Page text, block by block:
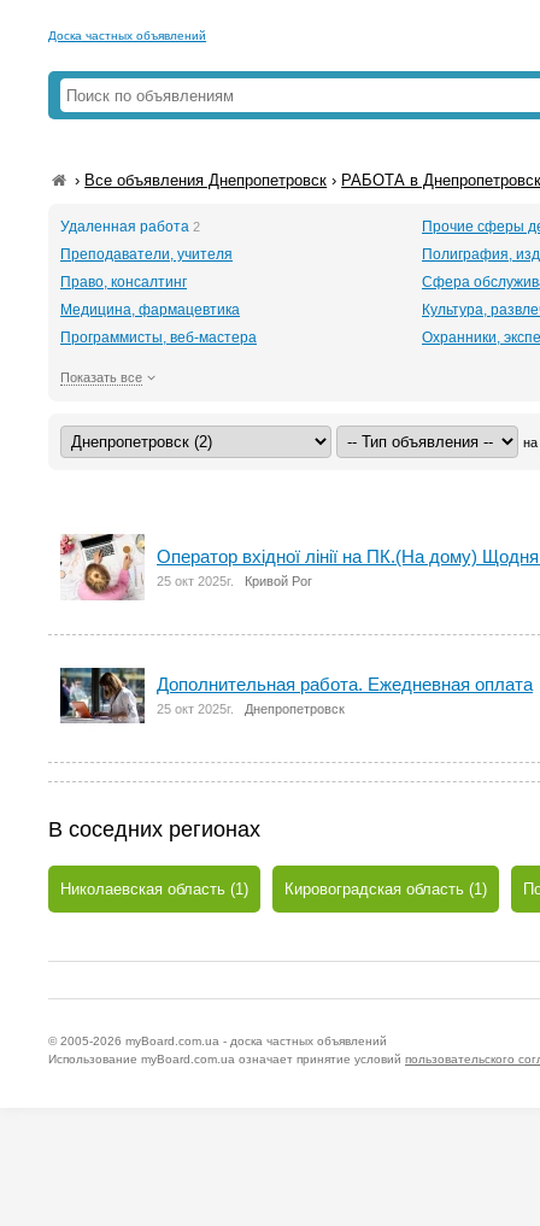
Доска частных объявлений
› Все объявления Днепропетровск › РАБОТА в
Удаленная работа 2
Прочие сферы
Преподаватели, учителя
Полиграфия,
Право, консалтинг
Сфера
Медицина, фармацевтика
Культура,
Программисты, веб-мастера
Охранники,
Показать все
на
Оператор вхідної лінії на ПК.(На дому)
25 окт 2025г. Кривой Рог
Дополнительная работа. Ежедневная оплата
25 окт 2025г. Днепропетровск
В соседних регионах
Николаевская область (1) Кировоградская область (1)
© 2005-2026 myBoard.com.ua - доска частных объявлений
Использование myBoard.com.ua означает принятие условий пользовательского